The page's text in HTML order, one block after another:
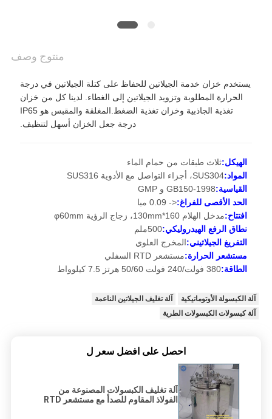
منتوج وصف
يستخدم خزان خدمة الجيلاتين للحفاظ على كتلة الجيلاتين في درجة
الحرارة المطلوبة وتزويد الجيلاتين إلى الغطاء. لدينا كل من خزان
تغذية الجاذبية وخزان تغذية الضغط.المغلقة والمقبس هو IP65
درجة جعل الخزان أسهل لتنظيف.
الهيكل:ثلاث طبقات من حمام الماء
المواد:SUS304، أجزاء التواصل مع الأدوية SUS316
القياسية:GB150-1998 و GMP
الحد الأقصى للفراغ:<- 0.09 مبا
افتتاح:مدخل الهلام 160*130mm، زجاج الرؤية φ60mm
نطاق الرفع الهيدروليكي:500ملم
التفريغ الجيلاتيني:المخرج العلوي
مستشعر الحرارة:مستشعر RTD السفلي
الطاقة:380 فولت/240 فولت 50/60 هرتز 7.5 كيلوواط
آلة الكبسولة الأوتوماتيكية
آلة تغليف الجيلاتين الناعمة
آلة كبسولات الكبسولات الطرية
احصل على افضل سعر ل
آلة تغليف الكبسولات المصنوعة من
الفولاذ المقاوم للصدأ مع مستشعر RTD